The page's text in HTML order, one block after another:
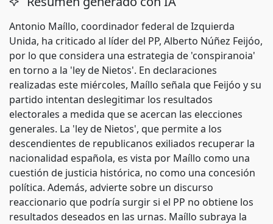
Antonio Maíllo, coordinador federal de Izquierda
Unida, ha criticado al líder del PP, Alberto Núñez Feijóo,
por lo que considera una estrategia de 'conspiranoia'
en torno a la 'ley de Nietos'. En declaraciones
realizadas este miércoles, Maíllo señala que Feijóo y su
partido intentan deslegitimar los resultados
electorales a medida que se acercan las elecciones
generales. La 'ley de Nietos', que permite a los
descendientes de republicanos exiliados recuperar la
nacionalidad española, es vista por Maíllo como una
cuestión de justicia histórica, no como una concesión
política. Además, advierte sobre un discurso
reaccionario que podría surgir si el PP no obtiene los
resultados deseados en las urnas. Maíllo subraya la